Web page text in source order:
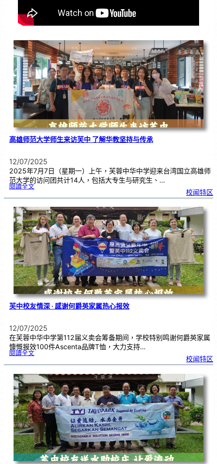
高雄师范大学师生来访芙中 了解华教坚持与传承
12/07/2025
2025年7月7日（星期一）上午，芙蓉中华中学迎来台湾国立高雄师
范大学的访问团共计14人，包括大专生与研究生、…
閱讀全文:高
范
学
师
生
来
访
芙
中
了
解
华
教
坚
持
与
传
校闻特区
芙中校友情深 · 感谢何爵英家属热心报效
12/07/2025
在芙蓉中华中学第112届义卖会筹备期间，学校特别鸣谢何爵英家属
慷慨报效100件Ascenta品牌T恤，大力支持…
閱讀全文:芙
校
友
深
·
谢
何
爵
英
家
属
热
心
报
效
校闻特区